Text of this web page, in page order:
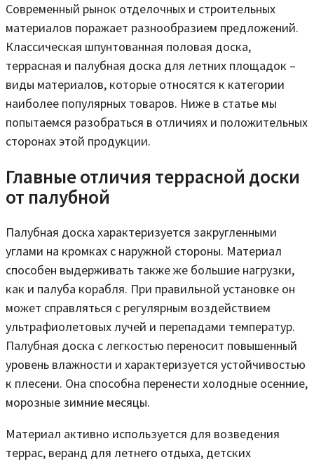
Современный рынок отделочных и строительных
материалов поражает разнообразием предложений.
Классическая шпунтованная половая доска,
террасная и палубная доска для летних площадок –
виды материалов, которые относятся к категории
наиболее популярных товаров. Ниже в статье мы
попытаемся разобраться в отличиях и положительных
сторонах этой продукции.
Главные отличия террасной доски
от палубной
Палубная доска характеризуется закругленными
углами на кромках с наружной стороны. Материал
способен выдерживать также же большие нагрузки,
как и палуба корабля. При правильной установке он
может справляться с регулярным воздействием
ультрафиолетовых лучей и перепадами температур.
Палубная доска с легкостью переносит повышенный
уровень влажности и характеризуется устойчивостью
к плесени. Она способна перенести холодные осенние,
морозные зимние месяцы.
Материал активно используется для возведения
террас, веранд для летнего отдыха, детских